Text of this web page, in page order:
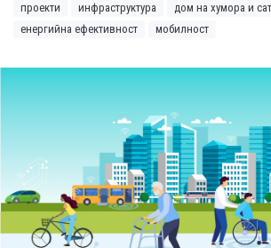
проекти инфраструктура
дом на хумора и
енергийна ефективност
мобилност